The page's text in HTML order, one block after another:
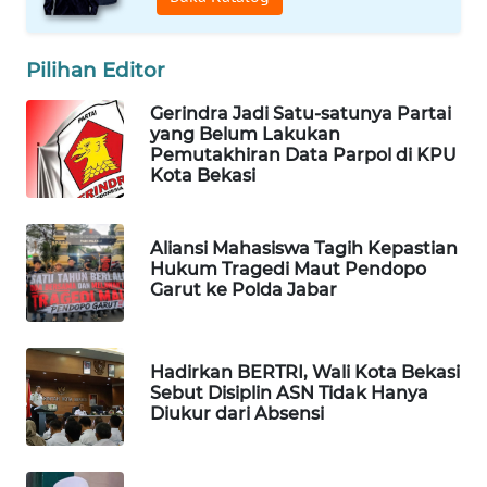
Pilihan Editor
Gerindra Jadi Satu-satunya Partai
yang Belum Lakukan
Pemutakhiran Data Parpol di KPU
Kota Bekasi
Aliansi Mahasiswa Tagih Kepastian
Hukum Tragedi Maut Pendopo
Garut ke Polda Jabar
Hadirkan BERTRI, Wali Kota Bekasi
Sebut Disiplin ASN Tidak Hanya
Diukur dari Absensi
ID
MAWAKA
MARTABAT
NET
PLN
WATCH
MKLI
LPKKI
LKKI
KOPEKLIN